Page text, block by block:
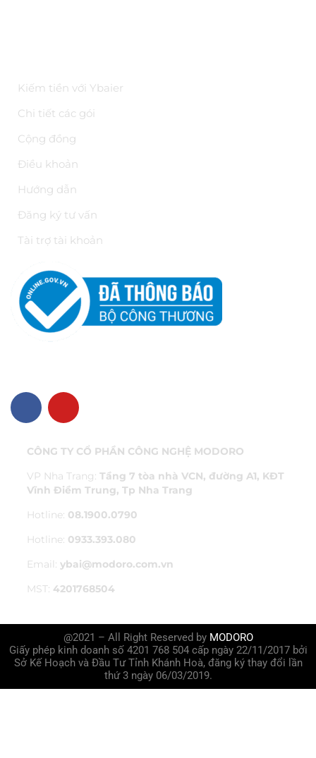
Kiếm tiền với Ybaier
Chi tiết các gói
Cộng đồng
Điều khoản
Hướng dẫn
Đăng ký tư vấn
Tài trợ tài khoản
CÔNG TY CỔ PHẦN CÔNG NGHỆ MODORO
VP Nha Trang: Tầng 7 tòa nhà VCN, đường A1, KĐT
Vĩnh Điềm Trung, Tp Nha Trang
Hotline: 08.1900.0790
Hotline: 0933.393.080
Email: ybai@modoro.com.vn
MST: 4201768504
@2021 – All Right Reserved by MODORO
Giấy phép kinh doanh số 4201 768 504 cấp ngày 22/11/2017 bởi
Sở Kế Hoạch và Đầu Tư Tỉnh Khánh Hoà, đăng ký thay đổi lần
thứ 3 ngày 06/03/2019.